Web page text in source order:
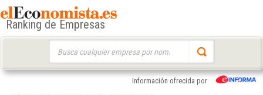
Ranking de Empresas
Información ofrecida por